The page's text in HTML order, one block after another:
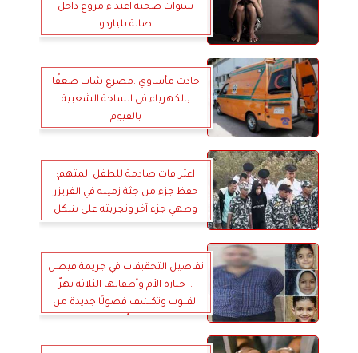
سنوات ضحية اعتداء مروع داخل
صالة بلياردو
حادث مأساوي..مصرع شاب صعقًا
بالكهرباء في الساحة الشعبية
بالفيوم
اعترافات صادمة للطفل المتهم:
حفظ جزء من جثة زميله في الفريزر
وطهي جزء آخر وتجربته على شكل
تفاصيل التحقبقات في جريمة فيصل
.. جنازة الأم وأطفالها الثلاثة تهزّ
القلوب وتكشف فصولًا جديدة من